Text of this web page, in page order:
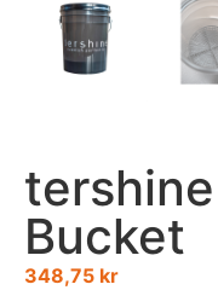
Bucket
348,75 kr